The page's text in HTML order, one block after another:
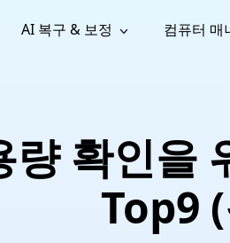
WhatsApp 데이터 복
WhatsApp 메시지 복구
AI 복구 & 보정
복구
오디오
복구
컴퓨터 매
중복 파일 검색 및 삭제
Tenorshare Cleamio
Mac 최적화 및 정밀 클린
의 사용자 가이드 센터
사용 방법 가이드
모든 팁 & 해결 방법
량 확인을
Top9